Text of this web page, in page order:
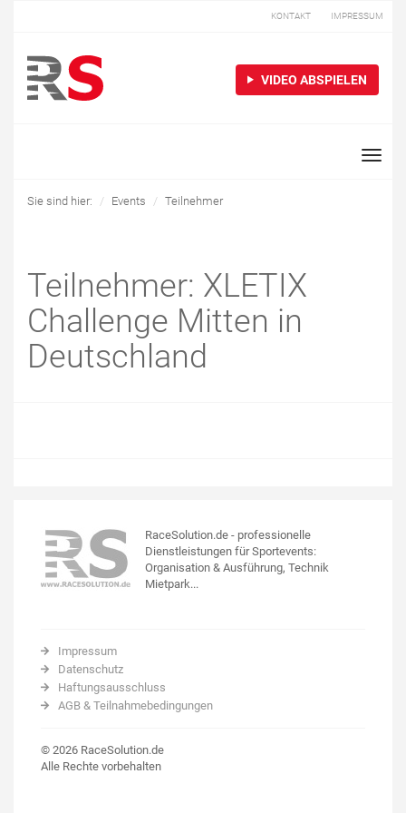
KONTAKT IMPRESSUM
VIDEO ABSPIELEN
Toggle
Sie sind hier: Events Teilnehmer
Teilnehmer: XLETIX
Challenge Mitten in
Deutschland
RaceSolution.de - professionelle
Dienstleistungen für Sportevents:
Organisation & Ausführung, Technik
Mietpark...
Impressum
Datenschutz
Haftungsausschluss
AGB & Teilnahmebedingungen
© 2026 RaceSolution.de
Alle Rechte vorbehalten